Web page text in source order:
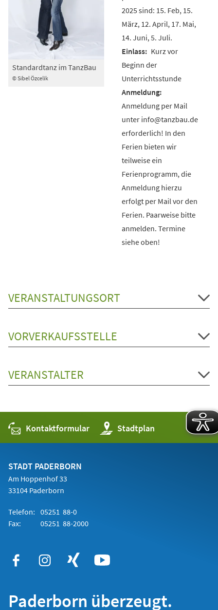
© Sibel Özcelik
Standardtanz im TanzBau
2025 sind: 15. Feb, 15.
März, 12. April, 17. Mai,
14. Juni, 5. Juli.
Kurz vor
Beginn der
Unterrichtsstunde
Anmeldung per Mail
unter info@tanzbau.de
erforderlich! In den
Ferien bieten wir
teilweise ein
Ferienprogramm, die
Anmeldung hierzu
erfolgt per Mail vor den
Ferien. Paarweise bitte
anmelden. Termine
siehe oben!
VERANSTALTUNGSORT
VORVERKAUFSSTELLE
VERANSTALTER
Kontaktformular Stadtplan
(Öffnet
in
einem
STADT PADERBORN
Am Hoppenhof 33
33104 Paderborn
Telefon: 05251 88-0
Fax:
05251 88-2000
Paderborn überzeugt.